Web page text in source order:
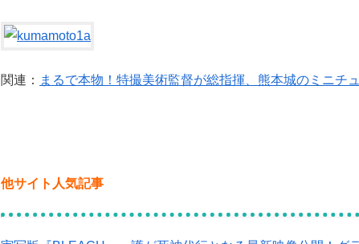
別課題消化時は別として
関連： まるで本物！特撮美術監督が総指揮、熊本城のミニチ
他サイト人気記事